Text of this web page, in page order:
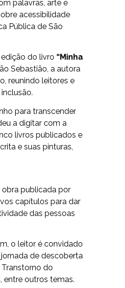
palavras, arte e
acessibilidade
Pública de São
do livro “Minha
Sebastião, a autora
reunindo leitores e
para transcender
a digitar com a
livros publicados e
e suas pinturas,
obra publicada por
capítulos para dar
das pessoas
o leitor é convidado
de descoberta
do
entre outros temas.